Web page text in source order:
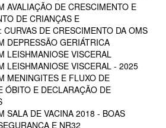
AVALIAÇÃO DE CRESCIMENTO E
DE CRIANÇAS E
DE CRESCIMENTO DA OMS
DEPRESSÃO GERIÁTRICA
LEISHMANIOSE VISCERAL
LEISHMANIOSE VISCERAL - 2025
MENINGITES E FLUXO DE
ÓBITO E DECLARAÇÃO DE
SALA DE VACINA 2018 - BOAS
E NR32